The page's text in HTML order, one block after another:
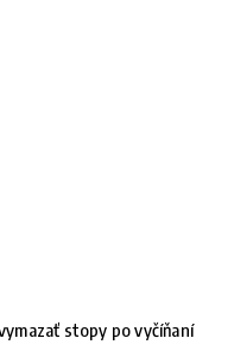
stopy po vyčíňaní